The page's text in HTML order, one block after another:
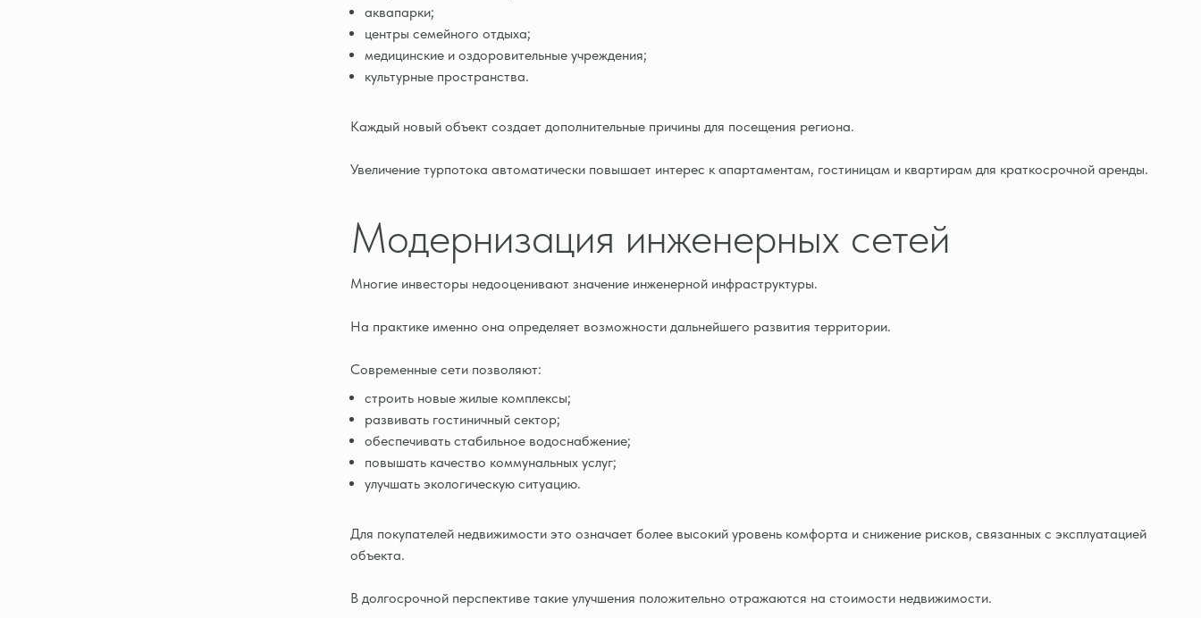
аквапарки;
центры семейного отдыха;
медицинские и оздоровительные учреждения;
культурные пространства.
Каждый новый объект создает дополнительные причины для посещения региона.
Увеличение турпотока автоматически повышает интерес к апартаментам, гостиницам и квартирам для краткосрочной аренды.
Модернизация инженерных сетей
Многие инвесторы недооценивают значение инженерной инфраструктуры.
На практике именно она определяет возможности дальнейшего развития территории.
Современные сети позволяют:
строить новые жилые комплексы;
развивать гостиничный сектор;
обеспечивать стабильное водоснабжение;
повышать качество коммунальных услуг;
улучшать экологическую ситуацию.
Для покупателей недвижимости это означает более высокий уровень комфорта и снижение рисков, связанных с эксплуатацией
объекта.
В долгосрочной перспективе такие улучшения положительно отражаются на стоимости недвижимости.